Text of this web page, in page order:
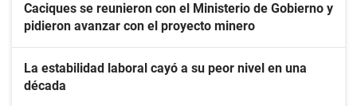
Caciques se reunieron con el Ministerio de Gobierno y
pidieron avanzar con el proyecto minero
La estabilidad laboral cayó a su peor nivel en una
década